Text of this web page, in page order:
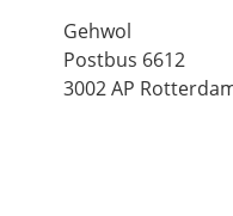
Gehwol
Postbus 6612
3002 AP